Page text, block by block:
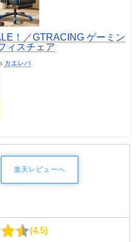
！／GTRACING ゲーミン
ィスチェア
カエレバ
楽天レビューへ
4.5